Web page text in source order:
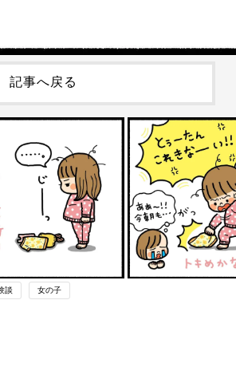
記事へ戻る
談 女の子